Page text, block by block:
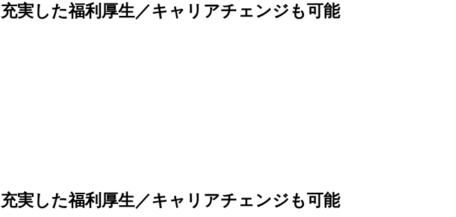
実した福利厚生／キャリアチェンジも可能
実した福利厚生／キャリアチェンジも可能